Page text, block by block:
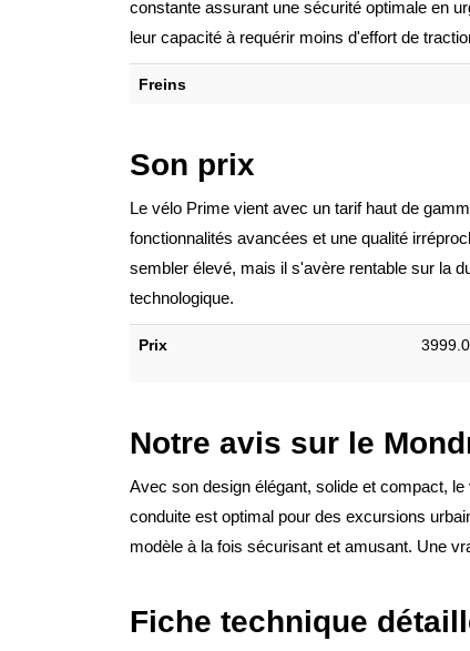
constante assurant une sécurité optimale en
leur capacité à requérir moins d'effort de
Freins
Son prix
Le vélo Prime vient avec un tarif haut de
fonctionnalités avancées et une qualité
sembler élevé, mais il s'avère rentable sur la
technologique.
Prix
Notre avis sur le
Avec son design élégant, solide et compact,
conduite est optimal pour des excursions
modèle à la fois sécurisant et amusant. Une
Fiche technique